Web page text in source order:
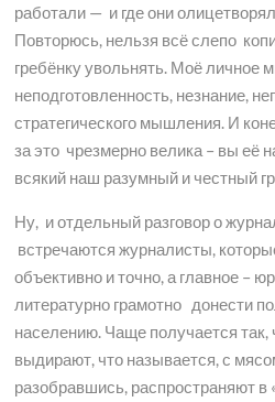
работали — и где они
Повторюсь, нельзя всё слепо
гребёнку увольнять. Моё личное
неподготовленность, незнание,
стратегического мышления. И
за это чрезмерно велика – вы её
всякий наш разумный и честный
Ну, и отдельный разговор о
встречаются журналисты,
объективно и точно, а главное –
литературно грамотно донести
населению. Чаще получается так,
выдирают, что называется, с
разобравшись, распространяют в